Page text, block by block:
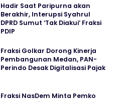
Hadir Saat Paripurna akan
Berakhir, Interupsi Syahrul
DPRD Sumut ‘Tak Diakui’ Fraksi
PDIP
Fraksi Golkar Dorong Kinerja
Pembangunan Medan, PAN-
Perindo Desak Digitalisasi Pajak
Fraksi NasDem Minta Pemko